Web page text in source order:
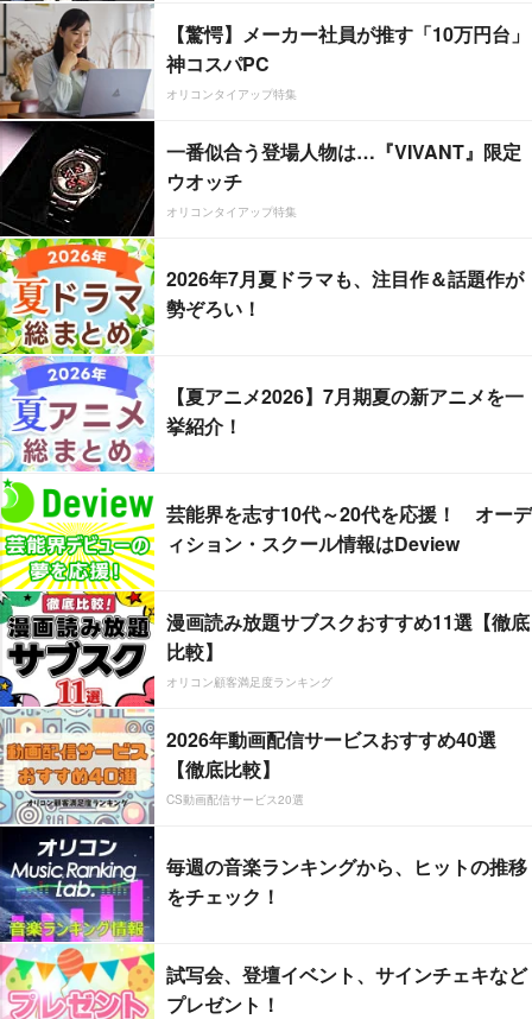
【驚愕】メーカー社員が推す「10万円台」
神コスパPC
オリコンタイアップ特集
一番似合う登場人物は…『VIVANT』限定
ウオッチ
オリコンタイアップ特集
2026年7月夏ドラマも、注目作＆話題作が
勢ぞろい！
【夏アニメ2026】7月期夏の新アニメを一
挙紹介！
芸能界を志す10代～20代を応援！ オーデ
ィション・スクール情報はDeview
漫画読み放題サブスクおすすめ11選【徹底
比較】
オリコン顧客満足度ランキング
2026年動画配信サービスおすすめ40選
【徹底比較】
CS動画配信サービス20選
毎週の音楽ランキングから、ヒットの推移
をチェック！
試写会、登壇イベント、サインチェキなど
プレゼント！